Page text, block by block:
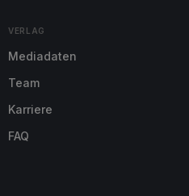
VERLAG
Mediadaten
Team
Karriere
FAQ